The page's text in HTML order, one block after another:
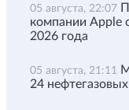
05 августа, 22:07
компании Apple
2026 года
05 августа, 21:11
24